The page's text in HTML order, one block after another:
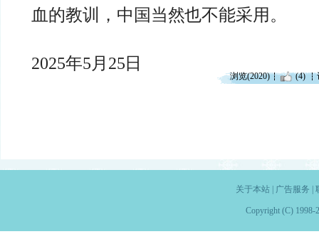
血的教训，中国当然也不能采用。
2025年5月25日
浏览(2020) (4)
关于本站| 广告服务
Copyright (C) 1998-